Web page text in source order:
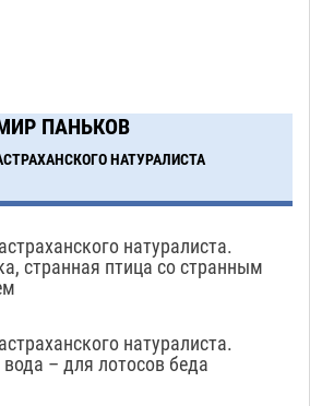
10.08 270
Загрузить еще
ПАНЬКОВ
НАТУРАЛИСТА
натуралиста.
странная птица со странным
натуралиста.
– для лотосов беда